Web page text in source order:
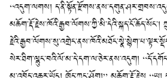
“འདུག་ལགས།
སེར་ཐིག་ལྷུང་བའི་ལོ་མ་དེ་དག་ལ་ཅེར་ནས་འདུག།